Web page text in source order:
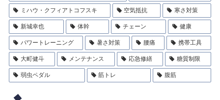
ミハウ・クフィアトコフスキ 空気抵抗 寒さ対策
新城幸也 体幹 チェーン 健康
パワートレーニング 暑さ対策 腰痛 携帯工具
大町健斗 メンテナンス 応急修繕 糖質制限
弱虫ペダル 筋トレ 腹筋